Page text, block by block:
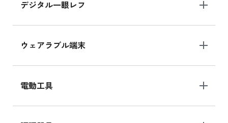
デジタル一眼レフ
ウェアラブル端末
電動工具